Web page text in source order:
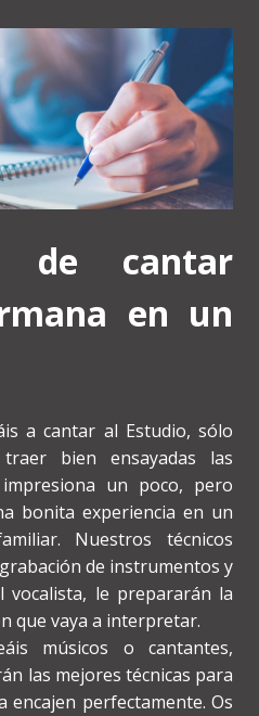
de cantar
en un
a cantar al Estudio, sólo
bien ensayadas las
un poco, pero
bonita experiencia en un
Nuestros técnicos
de instrumentos y
vocalista, le prepararán la
que vaya a interpretar.
músicos o cantantes,
las mejores técnicas para
encajen perfectamente. Os